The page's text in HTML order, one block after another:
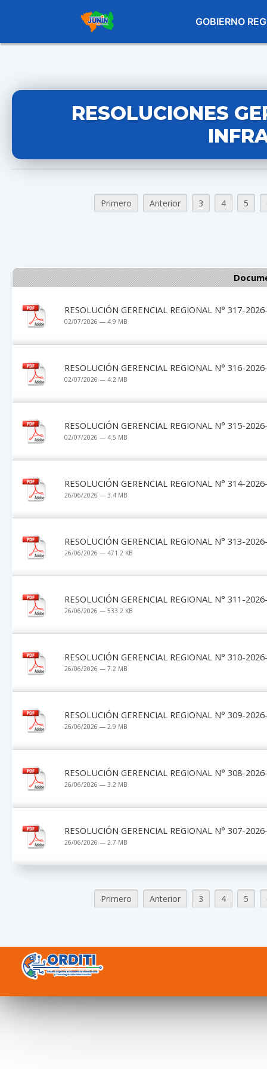
GOBIERNO
RESOLUCIONES
Primero Anterior 3 4 5
RESOLUCIÓN GERENCIAL REGIONAL N° 317-
02/07/2026 — 4.9 MB
RESOLUCIÓN GERENCIAL REGIONAL N° 316-
02/07/2026 — 4.2 MB
RESOLUCIÓN GERENCIAL REGIONAL N° 315-
02/07/2026 — 4.5 MB
RESOLUCIÓN GERENCIAL REGIONAL N° 314-
26/06/2026 — 3.4 MB
RESOLUCIÓN GERENCIAL REGIONAL N° 313-
26/06/2026 — 471.2 KB
RESOLUCIÓN GERENCIAL REGIONAL N° 311-
26/06/2026 — 533.2 KB
RESOLUCIÓN GERENCIAL REGIONAL N° 310-
26/06/2026 — 7.2 MB
RESOLUCIÓN GERENCIAL REGIONAL N° 309-
26/06/2026 — 2.9 MB
RESOLUCIÓN GERENCIAL REGIONAL N° 308-
26/06/2026 — 3.2 MB
RESOLUCIÓN GERENCIAL REGIONAL N° 307-
26/06/2026 — 2.7 MB
Primero Anterior 3 4 5